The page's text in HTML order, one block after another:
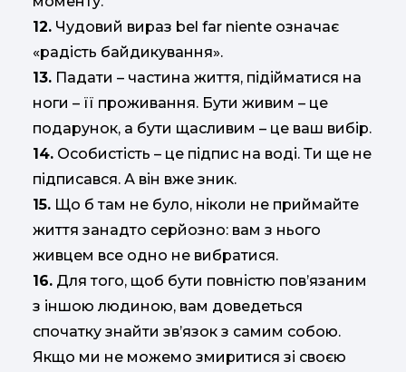
12. Чудовий вираз bel far niente означає
«радість байдикування».
13. Падати – частина життя, підійматися на
ноги – її проживання. Бути живим – це
подарунок, а бути щасливим – це ваш вибір.
14. Особистість – це підпис на воді. Ти ще не
підписався. А він вже зник.
15. Що б там не було, ніколи не приймайте
життя занадто серйозно: вам з нього
живцем все одно не вибратися.
16. Для того, щоб бути повністю пов’язаним
з іншою людиною, вам доведеться
спочатку знайти зв’язок з самим собою.
Якщо ми не можемо змиритися зі своєю